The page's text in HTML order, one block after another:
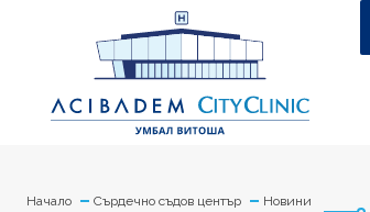
Начало Сърдечно съдов център Новини